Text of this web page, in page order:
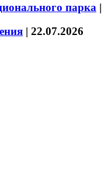
парка |
| 22.07.2026